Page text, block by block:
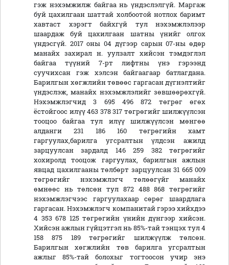
гэж нэхэмжилж байгаа нь үндэслэлгүй. Маргаж
буй цахилгаан шаттай холбоотой нотлох баримт
хавтаст хэрэгт байхгүй тул нэхэмжлэлээр
шаардаж буй цахилгаан шатны үнийг олгох
үндэсгүй. 2017 оны 04 дүгээр сарын 07-ны өдөр
манайх захирал н. уулзалт хийсэн тэмдэглэл
байгаа түүний 7-рт лифтны үнэ гэрээнд
суучихсан гэж хэлсэн байгаагаар батлагдана.
Барилгын хөгжлийн төвөөс гаргасан дүгнэлтийг
үндэслэж, манайх нэхэмжлэлийг зөвшөөрөхгүй.
Нэхэмжлэгчид 3 695 496 872 төгрөг өгөх
ёстойгоос илүү 463 378 317 төгрөгийг шилжүүлсэн
тооцоо байгаа тул илүү шилжүүлсэн мөнгөө
алданги 231 186 160 төгрөгийн хамт
гаргуулах,барилга угсралтын үлдсэн ажилд
зарцуулсан зардалд 146 259 382 төгрөгийг
хохиролд тооцож гаргуулах, барилгын ажлын
явцад цахилгааны төлбөрт зарцуулсан 31 665 009
төгрөгийг нэхэмжлэгч төлөөгүйг манайх
өмнөөс нь төлсөн тул 872 488 868 төгрөгийг
нэхэмжлэгчээс гаргуулахаар сөрөг шаардлага
гаргасан. Нэхэмжлэгч компанитай гэрээ хийхдээ
4 353 678 125 төгрөгийн үнийн дүнгээр хийсэн.
Хийсэн ажлын гүйцэтгэл нь 85%-тай тэнцэх тул 4
158 875 189 төгрөгийг шилжүүлж төлсөн.
Барилгын хөгжлийн төв барилга угсралтын
ажлыг 85%-тай болохыг тогтоосон учир энэ